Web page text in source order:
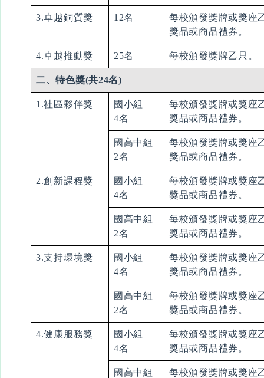
3.卓越銅質獎 12名
每校頒發獎牌或獎座
獎品或商品禮券。
4.卓越推動獎 25名 每校頒發獎牌乙只。
二、特色獎(共24名)
1.社區夥伴獎
國小組
4名
每校頒發獎牌或獎座
獎品或商品禮券。
國高中組
2名
每校頒發獎牌或獎座
獎品或商品禮券。
2.創新課程獎
國小組
4名
每校頒發獎牌或獎座
獎品或商品禮券。
國高中組
2名
每校頒發獎牌或獎座
獎品或商品禮券。
3.支持環境獎
國小組
4名
每校頒發獎牌或獎座
獎品或商品禮券。
國高中組
2名
每校頒發獎牌或獎座
獎品或商品禮券。
4.健康服務獎
國小組
4名
每校頒發獎牌或獎座
獎品或商品禮券。
國高中組
每校頒發獎牌或獎座